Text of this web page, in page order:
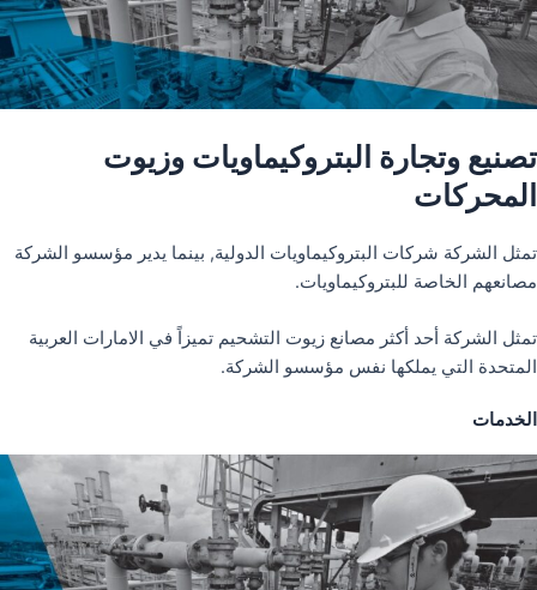
تصنيع وتجارة البتروكيماويات وزيوت
المحركات
تمثل الشركة شركات البتروكيماويات الدولية, بينما يدير مؤسسو الشركة
مصانعهم الخاصة للبتروكيماويات.
تمثل الشركة أحد أكثر مصانع زيوت التشحيم تميزاً في الامارات العربية
المتحدة التي يملكها نفس مؤسسو الشركة.
الخدمات